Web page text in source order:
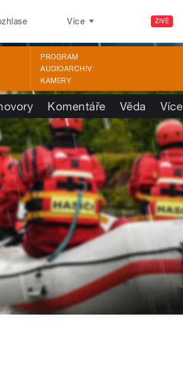
ŽIVĚ
Více
PROGRAM
AUDIOARCHIV
KAMERY
Komentáře Věda Více